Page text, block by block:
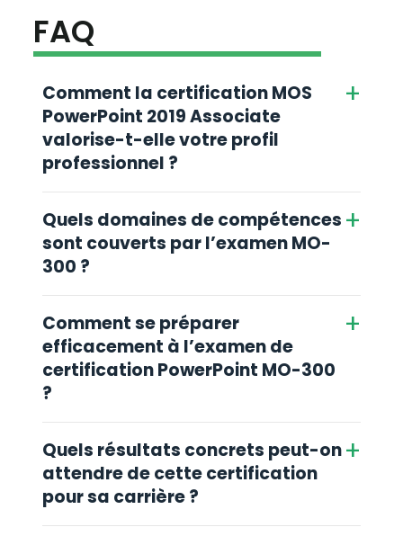
FAQ
Comment la certification MOS
PowerPoint 2019 Associate
valorise-t-elle votre profil
professionnel ?
+
Quels domaines de compétences
sont couverts par l’examen MO-
300 ?
+
Comment se préparer
efficacement à l’examen de
certification PowerPoint MO-300
?
+
Quels résultats concrets peut-on
attendre de cette certification
pour sa carrière ?
+